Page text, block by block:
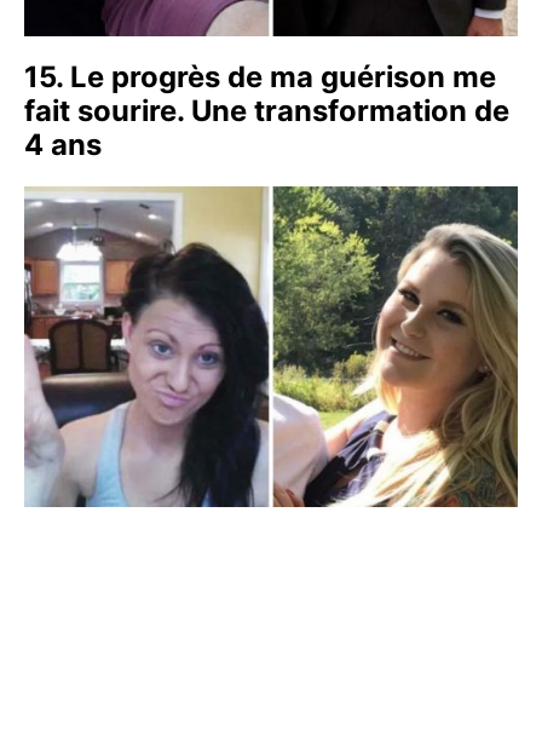
15. Le progrès de ma guérison me
fait sourire. Une transformation de
4 ans